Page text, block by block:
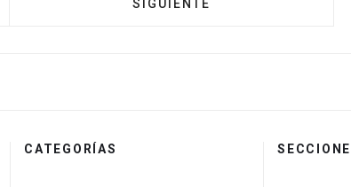
SIGUIENTE
CATEGORÍAS